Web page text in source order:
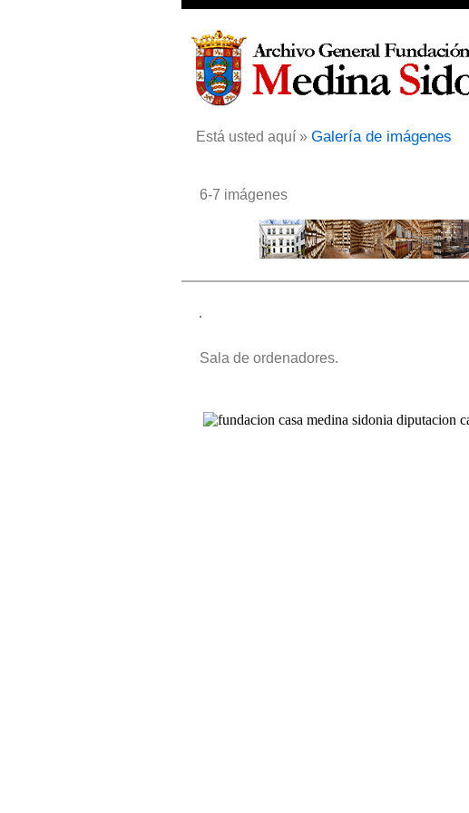
Está usted aquí » Galería de imágenes
6-7 imágenes
Sala de ordenadores.